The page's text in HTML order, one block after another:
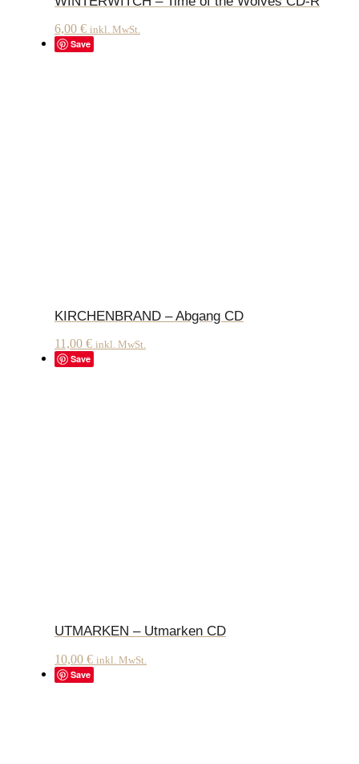
6,00 € inkl. MwSt.
Save
KIRCHENBRAND – Abgang CD
11,00 € inkl. MwSt.
Save
UTMARKEN – Utmarken CD
10,00 € inkl. MwSt.
Save